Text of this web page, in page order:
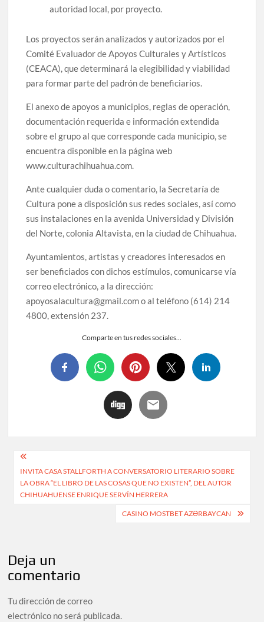
autoridad local, por proyecto.
Los proyectos serán analizados y autorizados por el
Comité Evaluador de Apoyos Culturales y Artísticos
(CEACA), que determinará la elegibilidad y viabilidad
para formar parte del padrón de beneficiarios.
El anexo de apoyos a municipios, reglas de operación,
documentación requerida e información extendida
sobre el grupo al que corresponde cada municipio, se
encuentra disponible en la página web
www.culturachihuahua.com.
Ante cualquier duda o comentario, la Secretaría de
Cultura pone a disposición sus redes sociales, así como
sus instalaciones en la avenida Universidad y División
del Norte, colonia Altavista, en la ciudad de Chihuahua.
Ayuntamientos, artistas y creadores interesados en
ser beneficiados con dichos estímulos, comunicarse vía
correo electrónico, a la dirección:
apoyosalacultura@gmail.com o al teléfono (614) 214
4800, extensión 237.
Comparte en tus redes sociales...
INVITA CASA STALLFORTH A CONVERSATORIO LITERARIO SOBRE
LA OBRA “EL LIBRO DE LAS COSAS QUE NO EXISTEN”, DEL AUTOR
CHIHUAHUENSE ENRIQUE SERVÍN HERRERA
CASINO MOSTBET AZƏRBAYCAN
Deja un
comentario
Tu dirección de correo
electrónico no será publicada.